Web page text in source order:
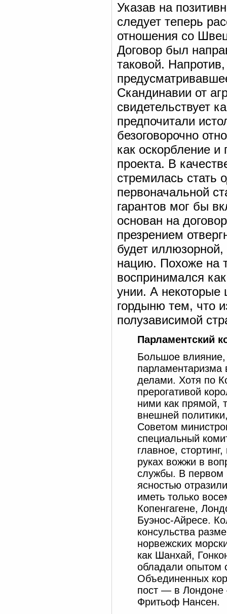
Указав на
следует теперь
отношения со
Договор был
таковой.
Скандинавии от
свидетельствует
предпочитали
безоговорочно
как оскорбление и
проекта. В
стремилась стать
первоначальной
гарантов мог бы
основан на
презрением
будет
нацию. Похоже на
воспринимался
унии. А некоторые
гордыню тем, что
полузависимой
Парламентский
Большое влияние,
парламентаризма
делами. Хотя по
прерогативой
ними как прямой,
внешней
Советом
специальный
главное,
руках вожжи в
службы. В первом
ясностью
иметь только
Копенгагене,
Буэнос-Айресе.
консульства
норвежских
как Шанхай,
обладали опытом
Объединенных
пост — в Лондоне
Фритьоф Нансен.